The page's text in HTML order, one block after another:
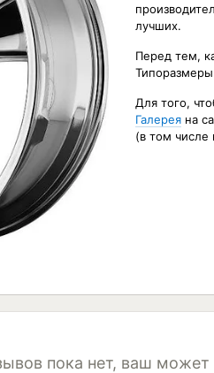
лучших.
Перед тем,
Для того,
Галерея на
(в том
пока нет, ваш может